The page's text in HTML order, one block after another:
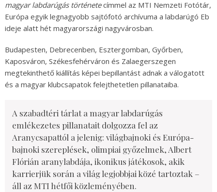
magyar labdarúgás történetecímmel az MTI Nemzeti Fotótár,
Európa egyik legnagyobb sajtófotó archívuma a labdarúgó Eb
ideje alatt hét magyarországi nagyvárosban.
Budapesten, Debrecenben, Esztergomban, Győrben,
Kaposváron, Székesfehérváron és Zalaegerszegen
megtekinthető kiállítás képei bepillantást adnak a válogatott
és a magyar klubcsapatok felejthetetlen pillanataiba.
A szabadtéri tárlat a magyar labdarúgás
emlékezetes pillanatait dolgozza fel az
Aranycsapattól a jelenig: világbajnoki és Európa-
bajnoki szereplések, olimpiai győzelmek, Albert
Flórián aranylabdája, ikonikus játékosok, akik
karrierjük során a világ legjobbjai közé tartoztak –
áll az MTI hétfői közleményében.